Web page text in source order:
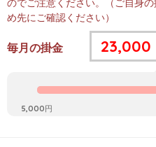
のでご注意ください。（ご自身
め先にご確認ください）
毎月の掛金
5,000円